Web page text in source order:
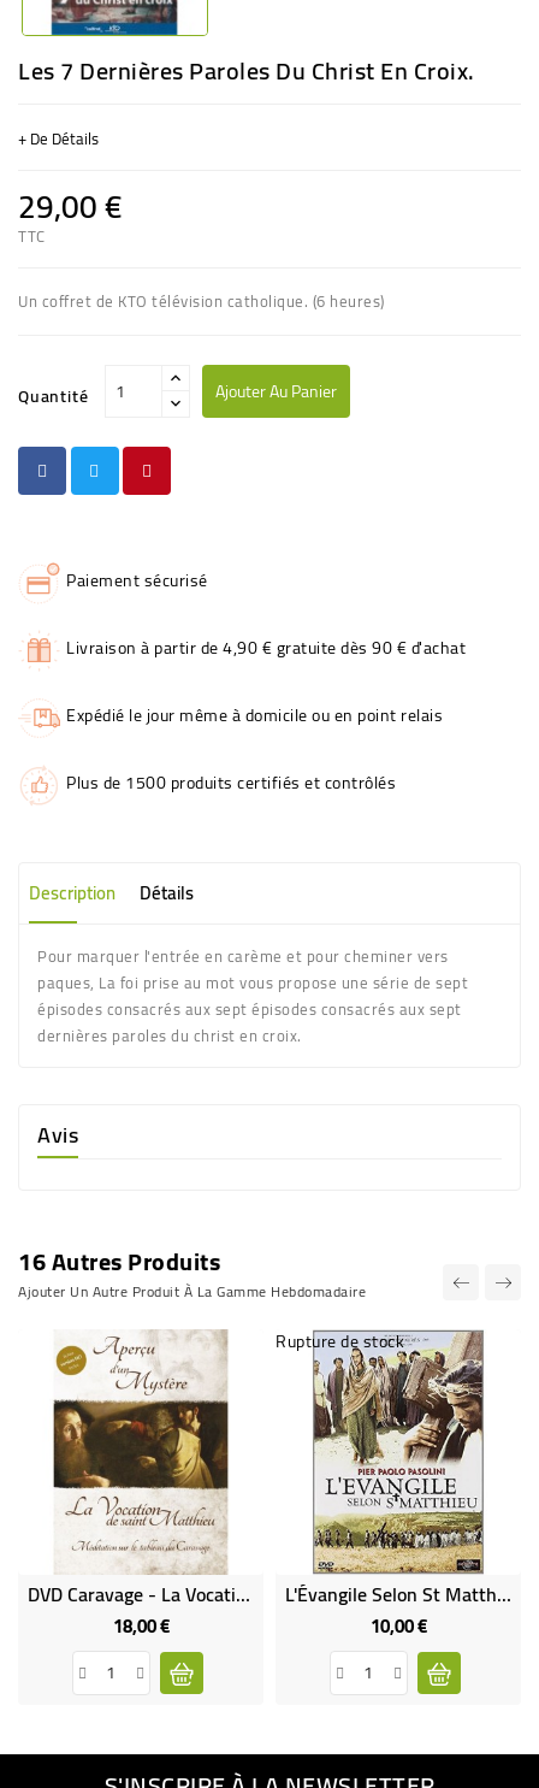
Les 7 Dernières Paroles Du Christ En Croix.
+ De Détails
29,00 €
TTC
Un coffret de KTO télévision catholique. (6 heures)
Quantité Ajouter Au Panier
Paiement sécurisé
Livraison à partir de 4,90 € gratuite dès 90 € d'achat
Expédié le jour même à domicile ou en point relais
Plus de 1500 produits certifiés et contrôlés
Description Détails
Pour marquer l'entrée en carème et pour cheminer vers
paques, La foi prise au mot vous propose une série de sept
épisodes consacrés aux sept épisodes consacrés aux sept
dernières paroles du christ en croix.
Avis
16 Autres Produits
Ajouter Un Autre Produit À La Gamme Hebdomadaire
DVD Caravage - La Vocation De Saint Matthieu - (FL-DVD2000-VST)
18,00 €Prix
Rupture de stock
L'Évangile Selon St Matthieu
10,00 €Prix